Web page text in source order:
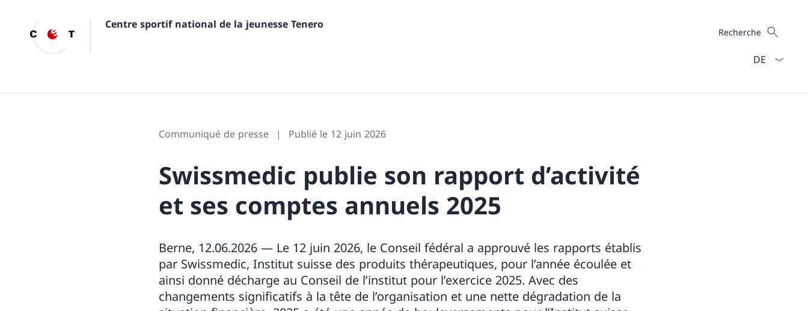
Centre sportif national de la jeunesse Tenero Recherche
Recherche
Communiqué de presse Publié le 12 juin 2026
Swissmedic publie son rapport d’activité
et ses comptes annuels 2025
Berne, 12.06.2026 — Le 12 juin 2026, le Conseil fédéral a approuvé les rapports établis
par Swissmedic, Institut suisse des produits thérapeutiques, pour l’année écoulée et
ainsi donné décharge au Conseil de l’institut pour l’exercice 2025. Avec des
changements significatifs à la tête de l’organisation et une nette dégradation de la